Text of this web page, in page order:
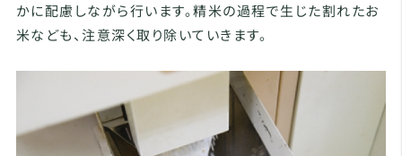
かに配慮しながら行います。精米の過程で生じた割れたお
米なども、注意深く取り除いていきます。